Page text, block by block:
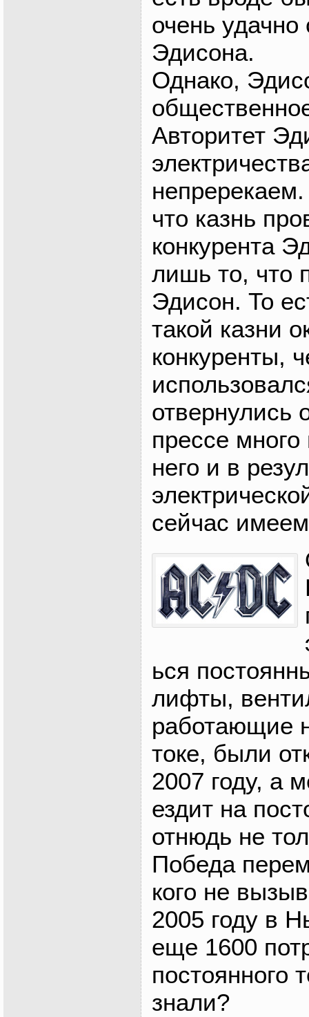
очень удачно
Эдисона.
Однако,
Авторитет
что казнь
конкурента
лишь то, что
Эдисон. То
такой казни
конкуренты,
отвернулись
прессе
него и в
сейчас
ься
лифты,
работающие
токе, были
2007 году, а
ездит на
отнюдь не
Победа
кого не
2005 году в
еще 1600
знали?